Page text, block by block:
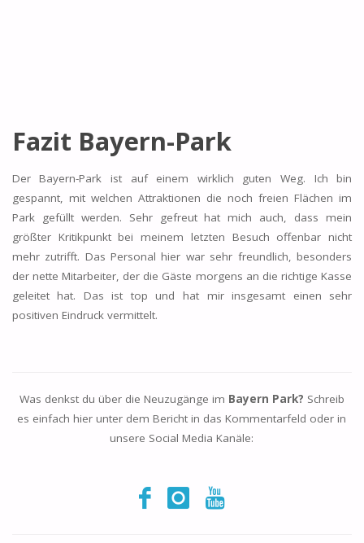
Fazit Bayern-Park
Der Bayern-Park ist auf einem wirklich guten Weg. Ich bin
gespannt, mit welchen Attraktionen die noch freien Flächen im
Park gefüllt werden. Sehr gefreut hat mich auch, dass mein
größter Kritikpunkt bei meinem letzten Besuch offenbar nicht
mehr zutrifft. Das Personal hier war sehr freundlich, besonders
der nette Mitarbeiter, der die Gäste morgens an die richtige Kasse
geleitet hat. Das ist top und hat mir insgesamt einen sehr
positiven Eindruck vermittelt.
Was denkst du über die Neuzugänge im Bayern Park? Schreib
es einfach hier unter dem Bericht in das Kommentarfeld oder in
unsere Social Media Kanäle: